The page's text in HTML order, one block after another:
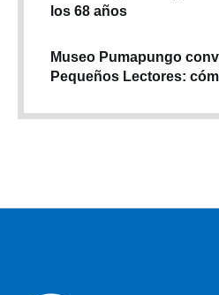
los 68 años
Museo Pumapungo
Pequeños Lectores: